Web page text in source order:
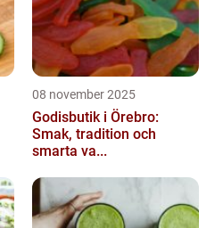
08 november 2025
Godisbutik i Örebro:
Smak, tradition och
smarta va...